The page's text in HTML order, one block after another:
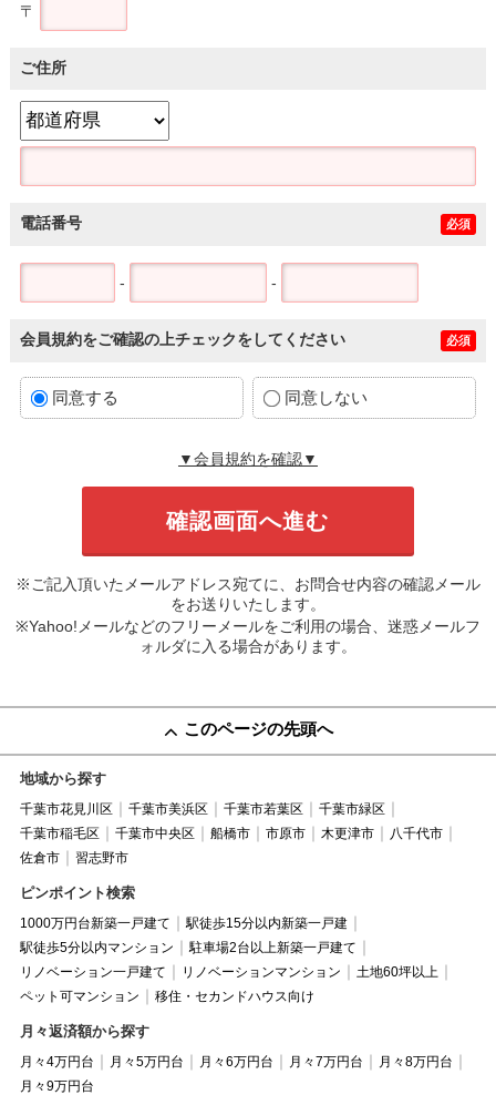
〒
ご住所
電話番号 必須
- -
会員規約をご確認の上チェックをしてください 必須
同意する 同意しない
▼会員規約を確認▼
※ご記入頂いたメールアドレス宛てに、お問合せ内容の確認メール
をお送りいたします。
※Yahoo!メールなどのフリーメールをご利用の場合、迷惑メールフ
ォルダに入る場合があります。
このページの先頭へ
地域から探す
千葉市花見川区 千葉市美浜区 千葉市若葉区
千葉市緑区
千葉市稲毛区
千葉市中央区 船橋市 市原市 木更津市
八千代市
佐倉市
習志野市
ピンポイント検索
1000万円台新築一戸建て
駅徒歩15分以内新築一戸建
駅徒歩5分以内マンション
駐車場2台以上新築一戸建て
リノベーション一戸建て
リノベーションマンション
土地60坪以上
ペット可マンション
移住・セカンドハウス向け
月々返済額から探す
月々4万円台 月々5万円台 月々6万円台 月々7万円台
月々8万円台
月々9万円台